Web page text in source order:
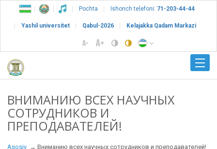
Pochta Ishonch telefoni: 71-203-44-44
Yashil universitet Qabul-2026 Kelajakka Qadam Markazi
ВНИМАНИЮ ВСЕХ НАУЧНЫХ
СОТРУДНИКОВ И
ПРЕПОДАВАТЕЛЕЙ!
Asosiy Вниманию всех научных сотрудников и преподавателей!